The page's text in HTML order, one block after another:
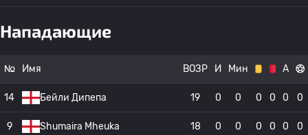
Нападающие
№ Имя ВОЗР И Мин А
14 Бейли Дипепа 19 0 0 0 0 0 0
9 Shumaira Mheuka 18 0 0 0 0 0 0